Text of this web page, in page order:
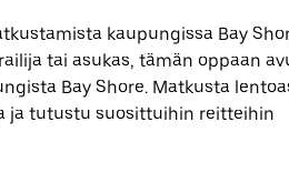
kaupungissa Bay
tai asukas, tämän oppaan
Bay Shore. Matkusta
ja tutustu suosittuihin reitteihin